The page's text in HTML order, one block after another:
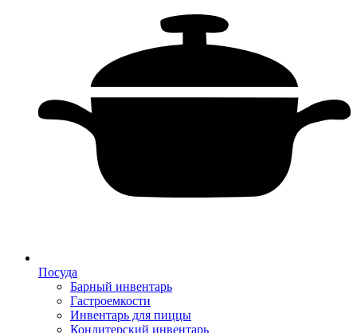
Посуда
Барный инвентарь
Гастроемкости
Инвентарь для пиццы
Кондитерский инвентарь